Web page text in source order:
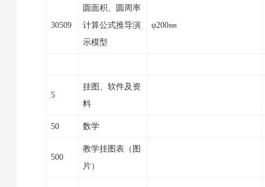
30509
圆面积、圆周率
计算公式推导演
示模型
φ200㎜
5
挂图、软件及资
料
50 数学
500
教学挂图表（图
片）